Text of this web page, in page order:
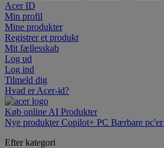
Acer ID
Min profil
Mine produkter
Registrer et produkt
Mit fællesskab
Log ud
Log ind
Tilmeld dig
Hvad er Acer-id?
Køb online AI Produkter
Nye produkterCopilot+ PC Bærbare pc'er
Efter kategori